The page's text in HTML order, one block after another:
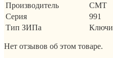
Производитель
CMT
Серия
991
Тип ЗИПа
Ключи
Нет отзывов об этом товаре.